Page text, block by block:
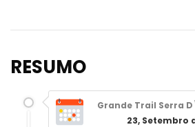
RESUMO
Grande Trail Serra
23, Setembro